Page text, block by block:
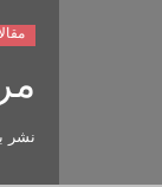
نشر